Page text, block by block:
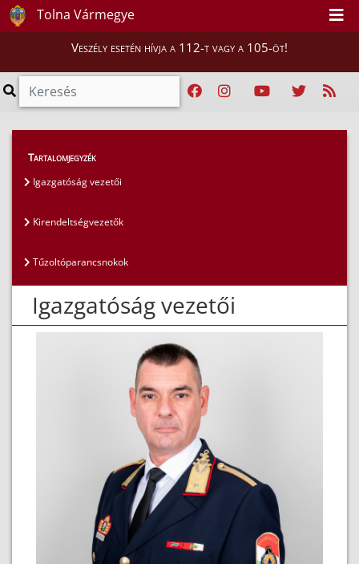
Tolna Vármegye
Veszély esetén hívja a 112-t vagy a 105-öt!
Magunkról
Igazgatóság vezetői
Tartalomjegyzék
Igazgatóság vezetői
Kirendeltségvezetők
Tűzoltóparancsnokok
Igazgatóság vezetői